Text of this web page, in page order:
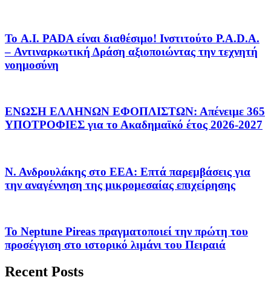
Το A.I. PADA είναι διαθέσιμο! Ινστιτούτο P.A.D.A.
– Αντιναρκωτική Δράση αξιοποιώντας την τεχνητή
νοημοσύνη
ΕΝΩΣΗ ΕΛΛΗΝΩΝ ΕΦΟΠΛΙΣΤΩΝ: Απένειμε 365
ΥΠΟΤΡΟΦΙΕΣ για το Ακαδημαϊκό έτος 2026-2027
Ν. Ανδρουλάκης στο ΕΕΑ: Επτά παρεμβάσεις για
την αναγέννηση της μικρομεσαίας επιχείρησης
Το Neptune Pireas πραγματοποιεί την πρώτη του
προσέγγιση στο ιστορικό λιμάνι του Πειραιά
Recent Posts